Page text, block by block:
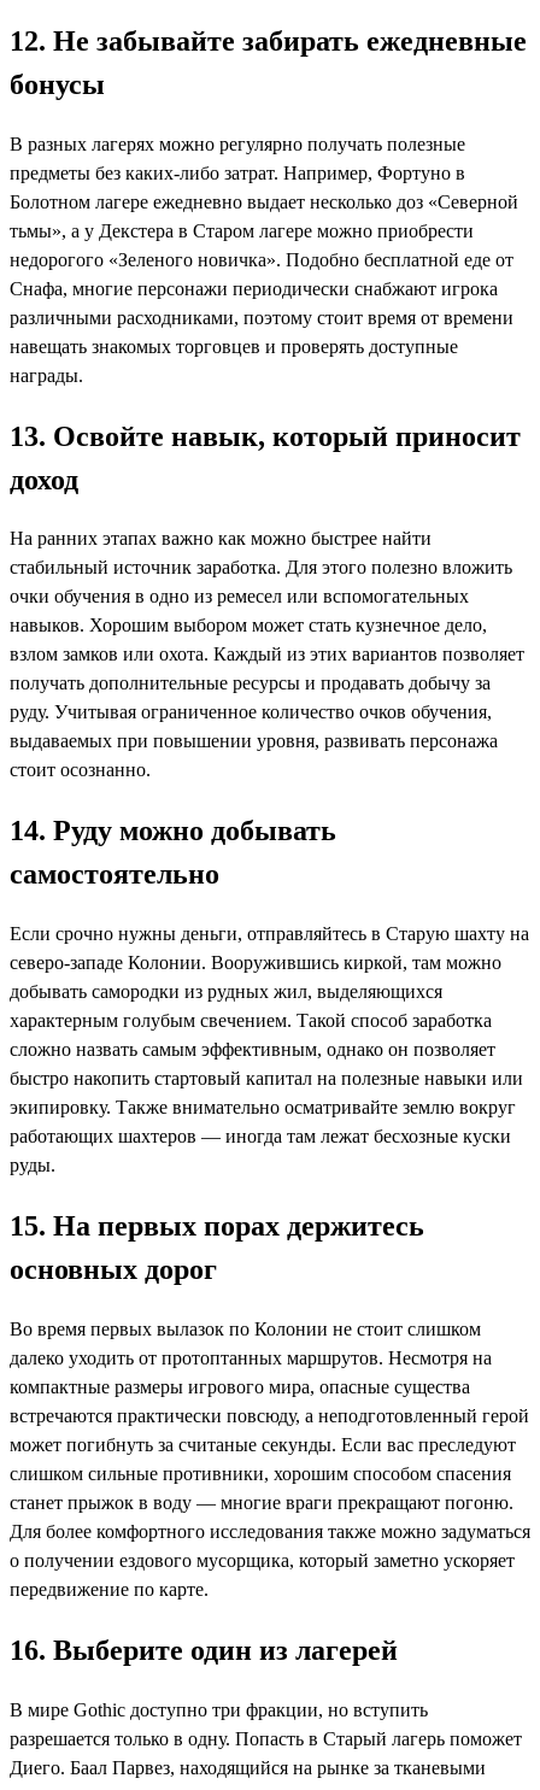
12. Не забывайте забирать ежедневные
бонусы
В разных лагерях можно регулярно получать полезные
предметы без каких-либо затрат. Например, Фортуно в
Болотном лагере ежедневно выдает несколько доз «Северной
тьмы», а у Декстера в Старом лагере можно приобрести
недорогого «Зеленого новичка». Подобно бесплатной еде от
Снафа, многие персонажи периодически снабжают игрока
различными расходниками, поэтому стоит время от времени
навещать знакомых торговцев и проверять доступные
награды.
13. Освойте навык, который приносит
доход
На ранних этапах важно как можно быстрее найти
стабильный источник заработка. Для этого полезно вложить
очки обучения в одно из ремесел или вспомогательных
навыков. Хорошим выбором может стать кузнечное дело,
взлом замков или охота. Каждый из этих вариантов позволяет
получать дополнительные ресурсы и продавать добычу за
руду. Учитывая ограниченное количество очков обучения,
выдаваемых при повышении уровня, развивать персонажа
стоит осознанно.
14. Руду можно добывать
самостоятельно
Если срочно нужны деньги, отправляйтесь в Старую шахту на
северо-западе Колонии. Вооружившись киркой, там можно
добывать самородки из рудных жил, выделяющихся
характерным голубым свечением. Такой способ заработка
сложно назвать самым эффективным, однако он позволяет
быстро накопить стартовый капитал на полезные навыки или
экипировку. Также внимательно осматривайте землю вокруг
работающих шахтеров — иногда там лежат бесхозные куски
руды.
15. На первых порах держитесь
основных дорог
Во время первых вылазок по Колонии не стоит слишком
далеко уходить от протоптанных маршрутов. Несмотря на
компактные размеры игрового мира, опасные существа
встречаются практически повсюду, а неподготовленный герой
может погибнуть за считаные секунды. Если вас преследуют
слишком сильные противники, хорошим способом спасения
станет прыжок в воду — многие враги прекращают погоню.
Для более комфортного исследования также можно задуматься
о получении ездового мусорщика, который заметно ускоряет
передвижение по карте.
16. Выберите один из лагерей
В мире Gothic доступно три фракции, но вступить
разрешается только в одну. Попасть в Старый лагерь поможет
Диего. Баал Парвез, находящийся на рынке за тканевыми